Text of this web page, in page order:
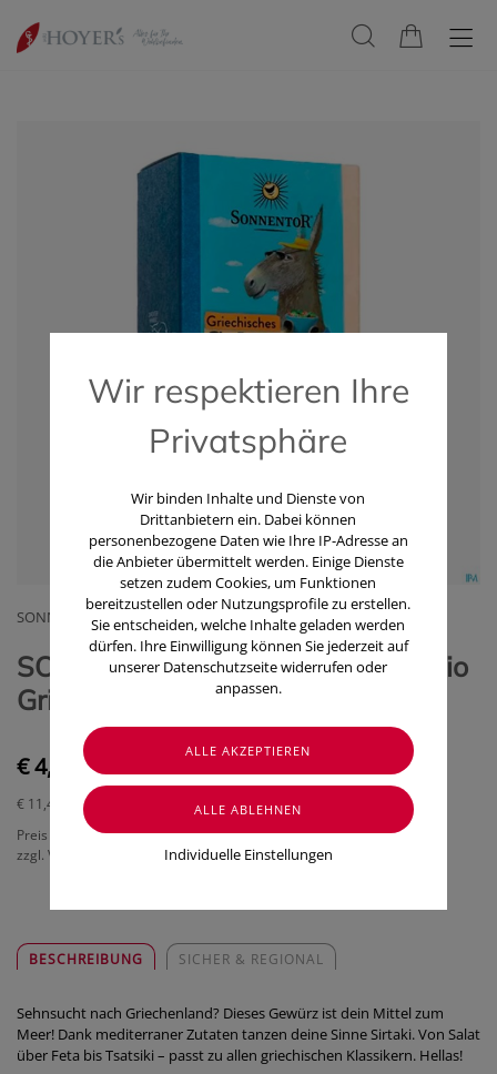
SONNENTOR KRAEUTERHANDELSGMBH
SONNENTOR Gewürzmischung/bio
Griechischer Salat 01217 35g
€ 4,00
€ 11,43
/ 100 g
Preis inkl. MwSt.
zzgl. Versandkosten
BESCHREIBUNG SICHER & REGIONAL
Sehnsucht nach Griechenland? Dieses Gewürz ist dein Mittel zum
Meer! Dank mediterraner Zutaten tanzen deine Sinne Sirtaki. Von Salat
über Feta bis Tsatsiki – passt zu allen griechischen Klassikern. Hellas!
Wir respektieren Ihre
Privatsphäre
Wir binden Inhalte und Dienste von
Drittanbietern ein. Dabei können
personenbezogene Daten wie Ihre IP-Adresse an
die Anbieter übermittelt werden. Einige Dienste
setzen zudem Cookies, um Funktionen
bereitzustellen oder Nutzungsprofile zu erstellen.
Sie entscheiden, welche Inhalte geladen werden
dürfen. Ihre Einwilligung können Sie jederzeit auf
unserer Datenschutzseite widerrufen oder
anpassen.
Individuelle Einstellungen